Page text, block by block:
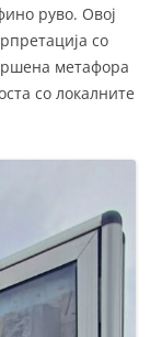
руво. Овој
со
метафора
со локалните